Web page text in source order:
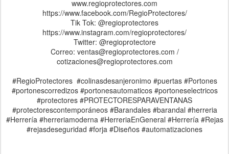
www.regioprotectores.com
https://www.facebook.com/RegioProtectores/
Tik Tok: @regioprotectores
https://www.instagram.com/regioprotectores/
Twitter: @regioprotectore
Correo: ventas@regioprotectores.com /
cotizaciones@regioprotectores.com
#RegioProtectores #colinasdesanjeronimo #puertas #Portones
#portonescorredizos #portonesautomaticos #portoneselectricos
#protectores #PROTECTORESPARAVENTANAS
#protectorescontemporáneos #Barandales #barandal #herreria
#Herrería #herreriamoderna #HerreriaEnGeneral #Herrería #Rejas
#rejasdeseguridad #forja #Diseños #automatizaciones